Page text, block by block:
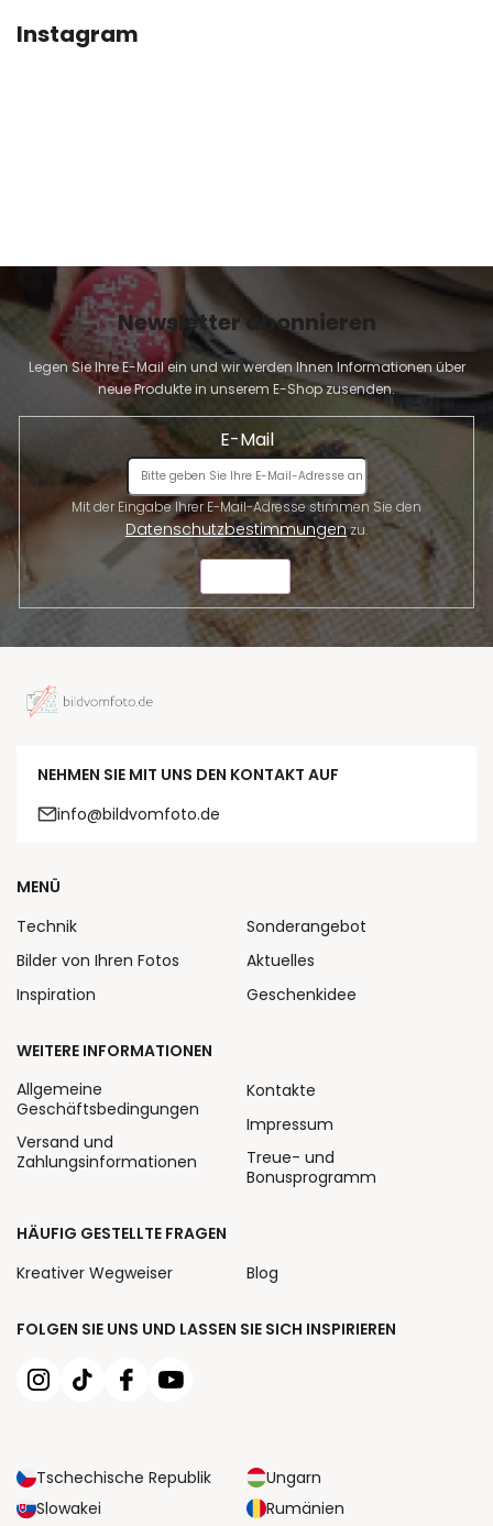
Instagram
Newsletter abonnieren
Legen Sie Ihre E-Mail ein und wir werden Ihnen Informationen über
neue Produkte in unserem E-Shop zusenden.
E-Mail
Datenschutzbestimmungenzu.
NEHMEN SIE MIT UNS DEN KONTAKT AUF
info@bildvomfoto.de
FOLGEN SIE UNS UND LASSEN SIE SICH INSPIRIEREN
Tschechische Republik
Ungarn
Slowakei
Rumänien
MENÜ
Technik
Bilder von Ihren Fotos
Inspiration
Sonderangebot
Aktuelles
Geschenkidee
WEITERE INFORMATIONEN
Allgemeine
Geschäftsbedingungen
Versand und
Zahlungsinformationen
Kontakte
Impressum
Treue- und
Bonusprogramm
HÄUFIG GESTELLTE FRAGEN
Kreativer Wegweiser
Blog